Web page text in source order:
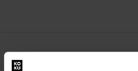
OPIS